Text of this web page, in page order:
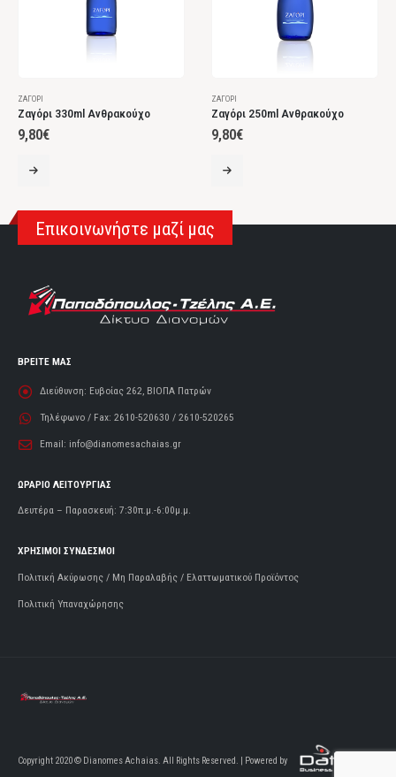
ΖΑΓΌΡΙ
Ζαγόρι 330ml Ανθρακούχο
9,80€
ΖΑΓΌΡΙ
Ζαγόρι 250ml Ανθρακούχο
9,80€
Επικοινωνήστε μαζί μας
ΒΡΕΙΤΕ ΜΑΣ
Διεύθυνση: Ευβοίας 262, ΒΙΟΠΑ Πατρών
Τηλέφωνο / Fax: 2610-520630 / 2610-520265
Email: info@dianomesachaias.gr
ΩΡΑΡΙΟ ΛΕΙΤΟΥΡΓΙΑΣ
Δευτέρα – Παρασκευή: 7:30π.μ.-6:00μ.μ.
ΧΡΗΣΙΜΟΙ ΣΥΝΔΕΣΜΟΙ
Πολιτική Ακύρωσης / Μη Παραλαβής / Ελαττωματικού Προϊόντος
Πολιτική Υπαναχώρησης
Copyright 2020 © Dianomes Achaias. All Rights Reserved. | Powered by